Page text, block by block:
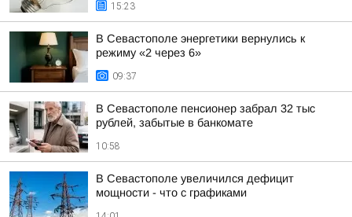
15:23
В Севастополе энергетики вернулись к
режиму «2 через 6»
09:37
В Севастополе пенсионер забрал 32 тыс
рублей, забытые в банкомате
10:58
В Севастополе увеличился дефицит
мощности - что с графиками